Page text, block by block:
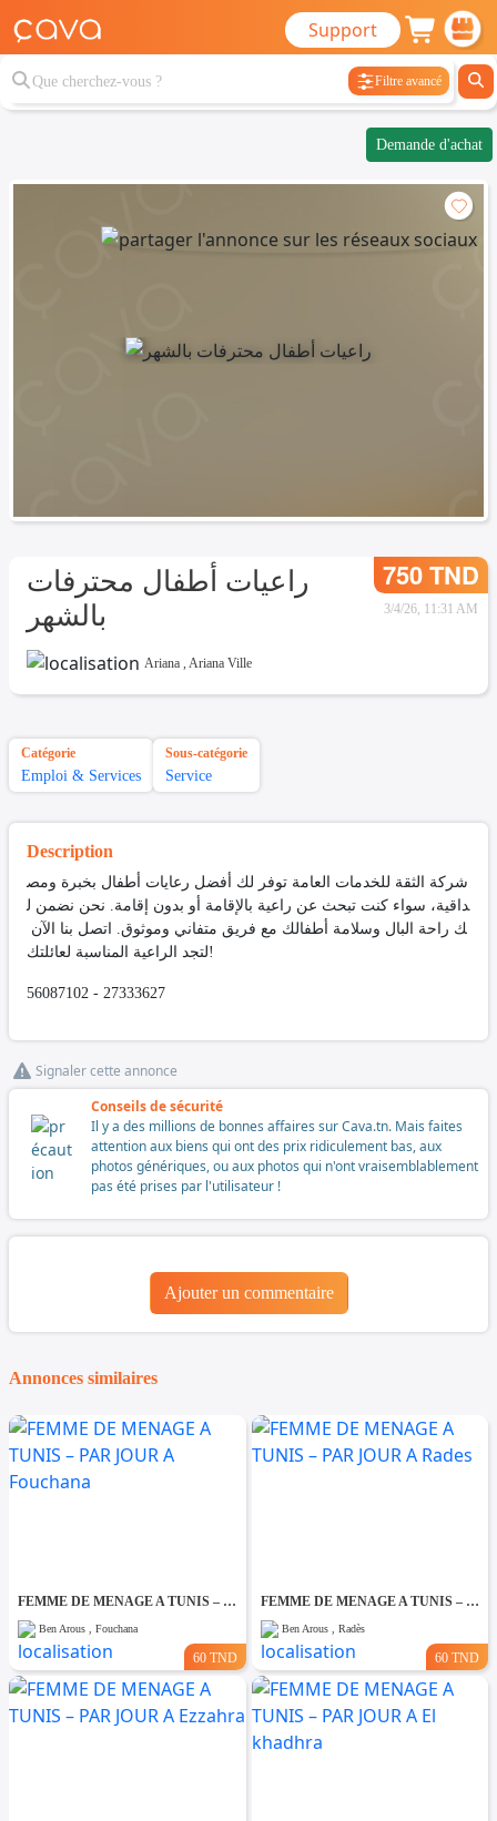
Support
Filtre avancé
Demande d'achat
راعيات أطفال محترفات
بالشهر
750 TND
3/4/26, 11:31 AM
Ariana , Ariana Ville
Catégorie
Emploi & Services
Sous-catégorie
Service
Description
شركة الثقة للخدمات العامة توفر لك أفضل رعايات أطفال بخبرة ومص
داقية، سواء كنت تبحث عن راعية بالإقامة أو بدون إقامة. نحن نضمن ل
ك راحة البال وسلامة أطفالك مع فريق متفاني وموثوق. اتصل بنا الآن
لتجد الراعية المناسبة لعائلتك!
56087102 - 27333627
Signaler cette annonce
Conseils de sécurité
Il y a des millions de bonnes affaires sur Cava.tn. Mais faites
attention aux biens qui ont des prix ridiculement bas, aux
photos génériques, ou aux photos qui n'ont vraisemblablement
pas été prises par l'utilisateur !
Ajouter un commentaire
Annonces similaires
FEMME DE MENAGE A TUNIS – PAR JOUR A Fouchana
Ben Arous , Fouchana
60 TND
FEMME DE MENAGE A TUNIS – PAR JOUR A Rades
Ben Arous , Radès
60 TND